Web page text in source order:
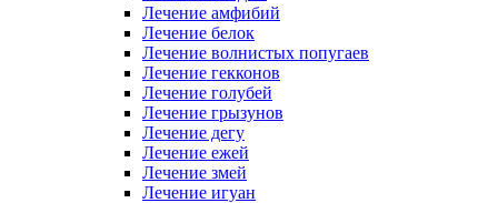
Лечение амфибий
Лечение белок
Лечение волнистых попугаев
Лечение гекконов
Лечение голубей
Лечение грызунов
Лечение дегу
Лечение ежей
Лечение змей
Лечение игуан